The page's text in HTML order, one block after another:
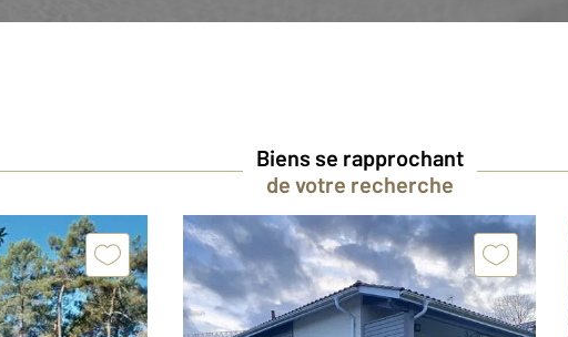
Biens se rapprochant
de votre recherche